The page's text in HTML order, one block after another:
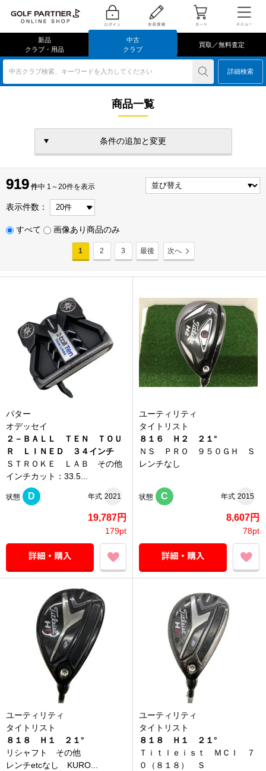
新品
クラブ・用品
中古
クラブ
買取／無料査定
中古クラブ検索、キーワードを入力してください 詳細検索
商品一覧
条件の追加と変更
919 件
919 件中 1～20件を表示
表示件数：
すべて 画像あり商品のみ
1 2 3 最後 次へ
パター
オデッセイ
２－ＢＡＬＬ ＴＥＮ ＴＯＵ
Ｒ ＬＩＮＥＤ ３４インチ
ＳＴＲＯＫＥ ＬＡＢ その他
インチカット：33.5...
状態 D 年式 2021
19,787円
179pt
ユーティリティ
タイトリスト
８１６ Ｈ２ ２１°
ＮＳ ＰＲＯ ９５０ＧＨ Ｓ
レンチなし
状態 C 年式 2015
8,607円
78pt
ユーティリティ
タイトリスト
８１８ Ｈ１ ２１°
リシャフト その他
レンチetcなし KURO...
ユーティリティ
タイトリスト
８１８ Ｈ１ ２１°
Ｔｉｔｌｅｉｓｔ ＭＣＩ ７
０（８１８） Ｓ